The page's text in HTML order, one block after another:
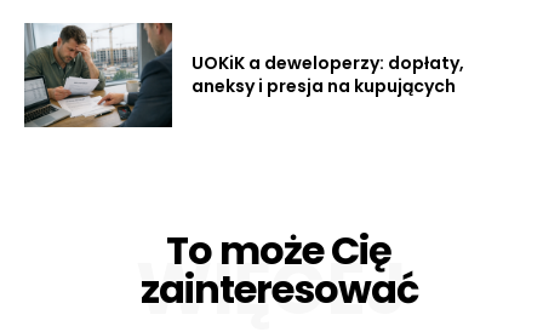
UOKiK a deweloperzy: dopłaty,
aneksy i presja na kupujących
To może Cię
zainteresować
WIĘCEJ